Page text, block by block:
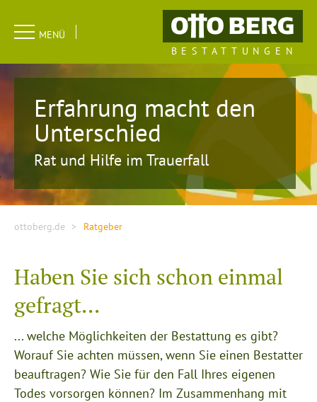
Navigation
überspringen
MENÜ
BESTATTUNGEN
Erfahrung macht den
Unterschied
Rat und Hilfe im Trauerfall
ottoberg.de Ratgeber
Haben Sie sich schon einmal
gefragt...
... welche Möglichkeiten der Bestattung es gibt?
Worauf Sie achten müssen, wenn Sie einen Bestatter
beauftragen? Wie Sie für den Fall Ihres eigenen
Todes vorsorgen können? Im Zusammenhang mit